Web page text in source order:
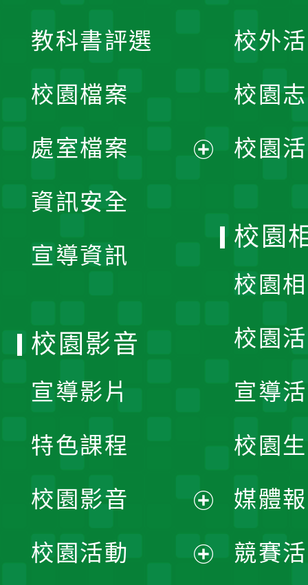
單
教科書評選
校園檔案
處室檔案
資訊安全
宣導資訊
校外
校園
校園
校園
校園
校園
宣導
校園
媒體
競賽
校園影音
宣導影片
特色課程
校園影音
開
校園活動